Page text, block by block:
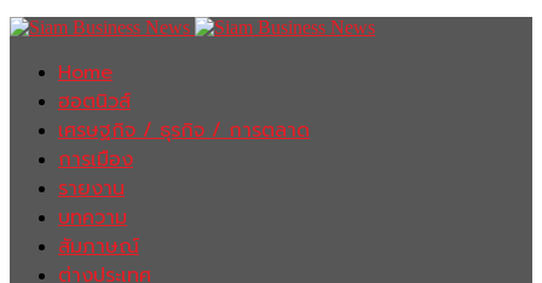
Home
ฮอตนิวส์
เศรษฐกิจ / ธุรกิจ / การตลาด
การเมือง
รายงาน
บทความ
สัมภาษณ์
ต่างประเทศ